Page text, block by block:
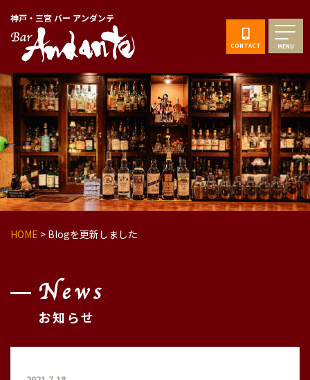
神戸・三宮 バー アンダンテ
CONTACT MENU
HOME > Blogを更新しました
News
お知らせ